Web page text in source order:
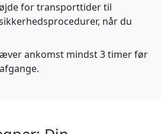
for transporttider til
når du
ankomst mindst 3 timer før